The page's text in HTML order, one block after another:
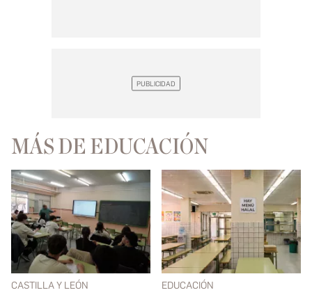
MÁS DE EDUCACIÓN
CASTILLA Y LEÓN EDUCACIÓN